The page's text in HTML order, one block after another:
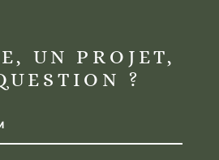
UN PROJET,
?